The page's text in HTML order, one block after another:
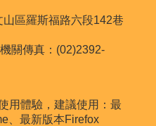
區羅斯福路六段142巷
關傳真：(02)2392-
用體驗，建議使用：最
、最新版本Firefox